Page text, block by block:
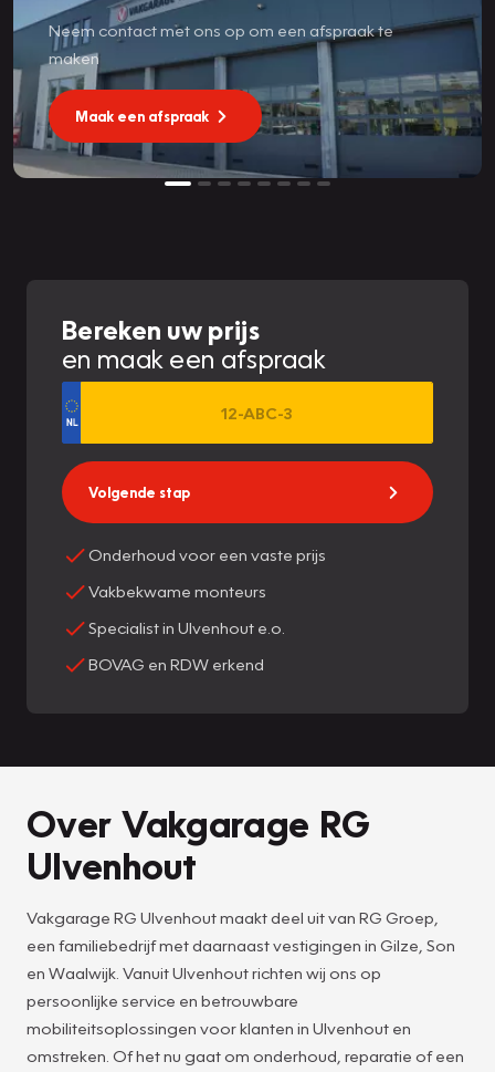
Neem contact met ons op om een afspraak te
maken
Maak een afspraak
Bereken uw prijs
en maak een afspraak
Volgende stap
Onderhoud voor een vaste prijs
Vakbekwame monteurs
Specialist in Ulvenhout e.o.
BOVAG en RDW erkend
Over Vakgarage RG
Ulvenhout
Vakgarage RG Ulvenhout maakt deel uit van RG Groep,
een familiebedrijf met daarnaast vestigingen in Gilze, Son
en Waalwijk. Vanuit Ulvenhout richten wij ons op
persoonlijke service en betrouwbare
mobiliteitsoplossingen voor klanten in Ulvenhout en
omstreken. Of het nu gaat om onderhoud, reparatie of een